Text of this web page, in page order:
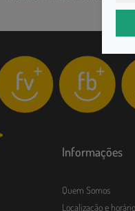
Informações
Quem Somos
Localização e horário